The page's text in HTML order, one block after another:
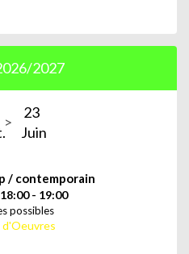
2027
23
Juin
/ contemporain
- 19:00
possibles